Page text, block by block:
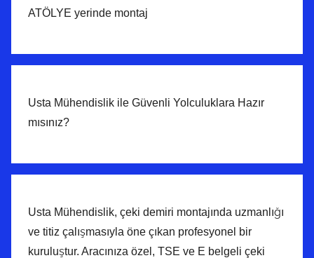
ATÖLYE yerinde montaj
Usta Mühendislik ile Güvenli Yolculuklara Hazır
mısınız?
Usta Mühendislik, çeki demiri montajında uzmanlığı
ve titiz çalışmasıyla öne çıkan profesyonel bir
kuruluştur. Aracınıza özel, TSE ve E belgeli çeki